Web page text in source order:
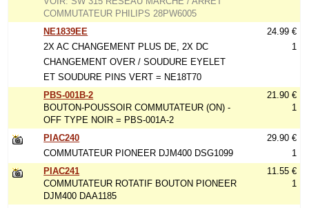
COMMUTATEUR PHILIPS 28PW6005
NE1839EE
2X AC CHANGEMENT PLUS DE, 2X DC
CHANGEMENT OVER / SOUDURE EYELET
ET SOUDURE PINS VERT = NE18T70
24.99 €
1
PBS-001B-2
BOUTON-POUSSOIR COMMUTATEUR (ON) -
OFF TYPE NOIR = PBS-001A-2
21.90 €
1
PIAC240
COMMUTATEUR PIONEER DJM400 DSG1099
29.90 €
1
PIAC241
COMMUTATEUR ROTATIF BOUTON PIONEER
DJM400 DAA1185
11.55 €
1